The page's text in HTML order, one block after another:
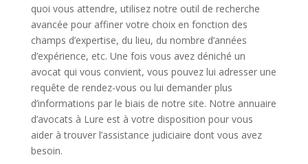
quoi vous attendre, utilisez notre outil de recherche
avancée pour affiner votre choix en fonction des
champs d’expertise, du lieu, du nombre d’années
d’expérience, etc. Une fois vous avez déniché un
avocat qui vous convient, vous pouvez lui adresser une
requête de rendez-vous ou lui demander plus
d’informations par le biais de notre site. Notre annuaire
d’avocats à Lure est à votre disposition pour vous
aider à trouver l’assistance judiciaire dont vous avez
besoin.